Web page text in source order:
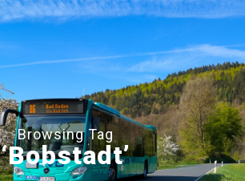
Browsing Tag
‘Bobstadt’